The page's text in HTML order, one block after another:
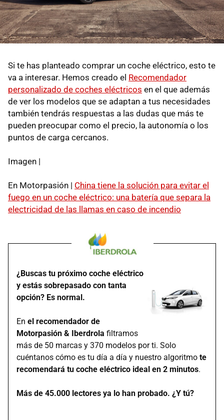
Si te has planteado comprar un coche eléctrico, esto te
va a interesar. Hemos creado el Recomendador
personalizado de coches eléctricos en el que además
de ver los modelos que se adaptan a tus necesidades
también tendrás respuestas a las dudas que más te
pueden preocupar como el precio, la autonomía o los
puntos de carga cercanos.
Imagen |
En Motorpasión | China tiene la solución para evitar el
fuego en un coche eléctrico: una batería que separa la
electricidad de las llamas en caso de incendio
¿Buscas tu próximo coche eléctrico
y estás sobrepasado con tanta
opción? Es normal.
En el recomendador de
Motorpasión & Iberdrola filtramos
más de 50 marcas y 370 modelos por ti. Solo
cuéntanos cómo es tu día a día y nuestro algoritmo te
recomendará tu coche eléctrico ideal en 2 minutos.
Más de 45.000 lectores ya lo han probado. ¿Y tú?